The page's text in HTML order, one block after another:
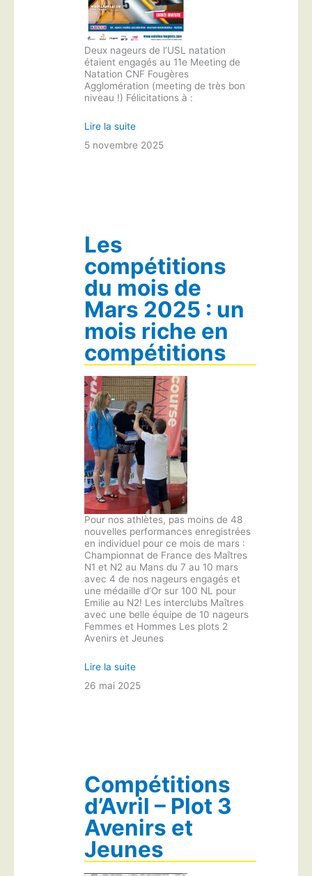
Deux nageurs de l’USL natation
étaient engagés au 11e Meeting de
Natation CNF Fougères
Agglomération (meeting de très bon
niveau !) Félicitations à :
Lire la suite
5 novembre 2025
Les
compétitions
du mois de
Mars 2025 : un
mois riche en
compétitions
Pour nos athlètes, pas moins de 48
nouvelles performances enregistrées
en individuel pour ce mois de mars :
Championnat de France des Maîtres
N1 et N2 au Mans du 7 au 10 mars
avec 4 de nos nageurs engagés et
une médaille d’Or sur 100 NL pour
Emilie au N2! Les interclubs Maîtres
avec une belle équipe de 10 nageurs
Femmes et Hommes Les plots 2
Avenirs et Jeunes
Lire la suite
26 mai 2025
Compétitions
d’Avril – Plot 3
Avenirs et
Jeunes